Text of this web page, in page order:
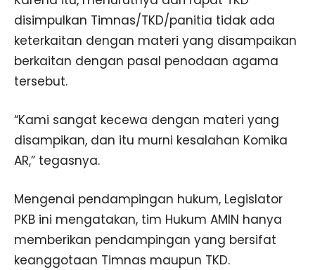
disimpulkan Timnas/TKD/panitia tidak ada
keterkaitan dengan materi yang disampaikan
berkaitan dengan pasal penodaan agama
tersebut.
“Kami sangat kecewa dengan materi yang
disampikan, dan itu murni kesalahan Komika
AR,” tegasnya.
Mengenai pendampingan hukum, Legislator
PKB ini mengatakan, tim Hukum AMIN hanya
memberikan pendampingan yang bersifat
keanggotaan Timnas maupun TKD.